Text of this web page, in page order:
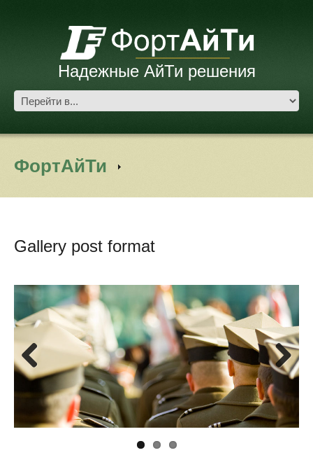
Надежные АйТи решения
ФортАйТи
Gallery post format
Previous Next